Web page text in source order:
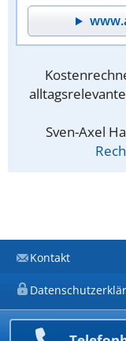
Sven-Axel
Kontakt